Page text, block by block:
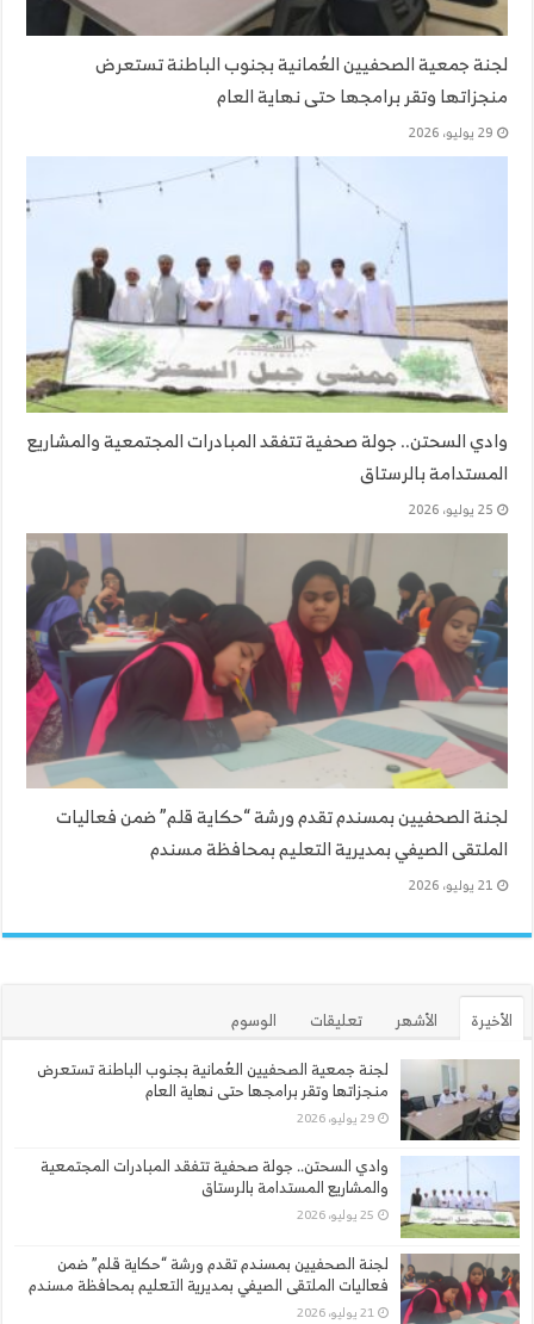
لجنة جمعية الصحفيين العُمانية بجنوب الباطنة تستعرض
منجزاتها وتقر برامجها حتى نهاية العام
29 يوليو، 2026
وادي السحتن.. جولة صحفية تتفقد المبادرات المجتمعية والمشاريع
المستدامة بالرستاق
25 يوليو، 2026
لجنة الصحفيين بمسندم تقدم ورشة “حكاية قلم” ضمن فعاليات
الملتقى الصيفي بمديرية التعليم بمحافظة مسندم
21 يوليو، 2026
الأخيرة الأشهر تعليقات
الوسوم
لجنة جمعية الصحفيين العُمانية بجنوب الباطنة تستعرض
منجزاتها وتقر برامجها حتى نهاية العام
29 يوليو، 2026
وادي السحتن.. جولة صحفية تتفقد المبادرات المجتمعية
والمشاريع المستدامة بالرستاق
25 يوليو، 2026
لجنة الصحفيين بمسندم تقدم ورشة “حكاية قلم” ضمن
فعاليات الملتقى الصيفي بمديرية التعليم بمحافظة مسندم
21 يوليو، 2026